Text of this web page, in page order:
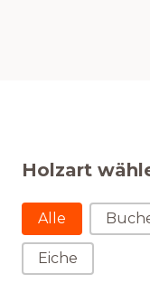
Holzart
Holzart
Alle
Eiche